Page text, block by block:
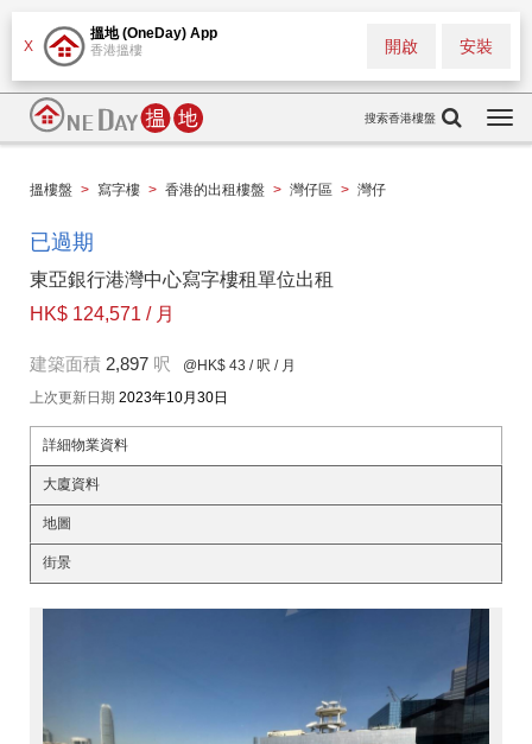
X
搵地 (OneDay) App
香港搵樓 安裝
開啟
搜索香港樓盤
搵樓盤 > 寫字樓 > 香港的出租樓盤 > 灣仔區 > 灣仔
已過期
東亞銀行港灣中心寫字樓租單位出租
HK$ 124,571 / 月
建築面積 2,897 呎 @HK$ 43 / 呎 / 月
上次更新日期 2023年10月30日
詳細物業資料
大廈資料
地圖
街景